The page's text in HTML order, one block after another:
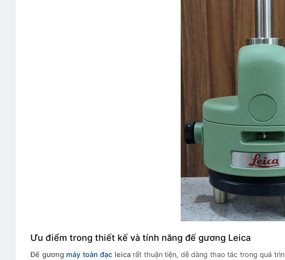
Ưu điểm trong thiết kế và tính năng đế gương Leica
Đế gương máy toàn đạc leica rất thuận tiện, dễ dàng thao tác trong quá